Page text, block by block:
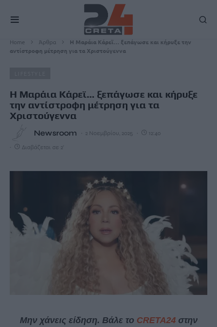
Home Άρθρα
Η Μαράια Κάρεϊ… ξεπάγωσε και κήρυξε την
αντίστροφη μέτρηση για τα Χριστούγεννα
Η Μαράια Κάρεϊ… ξεπάγωσε και κήρυξε
την αντίστροφη μέτρηση για τα
Χριστούγεννα
Newsroom 2 Νοεμβρίου, 2025 12:40
Διαβάζεται σε 2'
Μην χάνεις είδηση. Βάλε το CRETA24στην